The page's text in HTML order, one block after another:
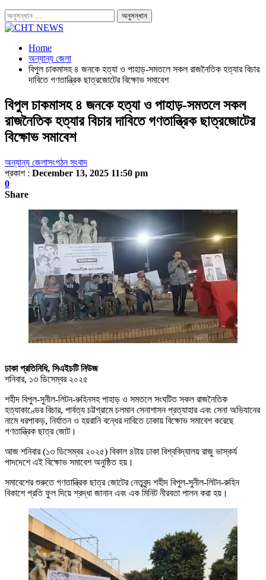
Home
অন্যান্য জেলা
বিপুল চাকমাসহ ৪ জনকে হত্যা ও পাহাড়-সমতলে সকল রাজনৈতিক হত্যার বিচার
দাবিতে গণতান্ত্রিক ছাত্রজোটের বিক্ষোভ সমাবেশ
বিপুল চাকমাসহ ৪ জনকে হত্যা ও পাহাড়-সমতলে সকল
রাজনৈতিক হত্যার বিচার দাবিতে গণতান্ত্রিক ছাত্রজোটের
বিক্ষোভ সমাবেশ
অন্যান্য জেলাসংগঠন সংবাদ
প্রকাশ : December 13, 2025 11:50 pm
0
Share
ঢাকা প্রতিনিধি, সিএইচটি নিউজ
শনিবার, ১৩ ডিসেম্বর ২০২৫
শহীদ বিপুল-সুনীল-লিটন-রুহিনসহ পাহাড় ও সমতলে সংঘটিত সকল রাজনৈতিক
হত্যাকাণ্ডের বিচার, পার্বত্য চট্টগ্রামে চলমান সেনাশাসন প্রত্যাহার এবং সেনা অভিযানের
নামে ধরপাকড়, নির্যাতন ও হয়রানি বন্ধের দাবিতে ঢাকায় বিক্ষোভ সমাবেশ করেছে
গণতান্ত্রিক ছাত্র জোট।
আজ শনিবার (১৩ ডিসেম্বর ২০২৫) বিকাল ৪টায় ঢাকা বিশ্ববিদ্যালয় রাজু ভাস্কর্য
পাদদেশে এই বিক্ষোভ সমাবেশ অনুষ্ঠিত হয়।
সমাবেশের শুরুতে গণতান্ত্রিক ছাত্র জোটের নেতৃবৃন্দ শহীদ বিপুল-সুনীল-লিটন-রুহিন
বিকাশে প্রতি ফুল দিয়ে শ্রদ্ধা জানান এবং এক মিনিট নীরবতা পালন করা হয়।